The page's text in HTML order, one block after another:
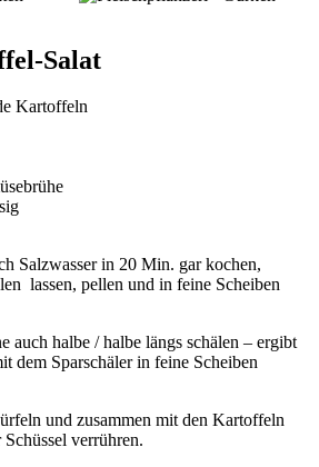
Salat
Kartoffeln
Salzwasser in 20 Min. gar kochen,
lassen, pellen und in feine Scheiben
auch halbe / halbe längs schälen – ergibt
dem Sparschäler in feine Scheiben
und zusammen mit den Kartoffeln
verrühren.